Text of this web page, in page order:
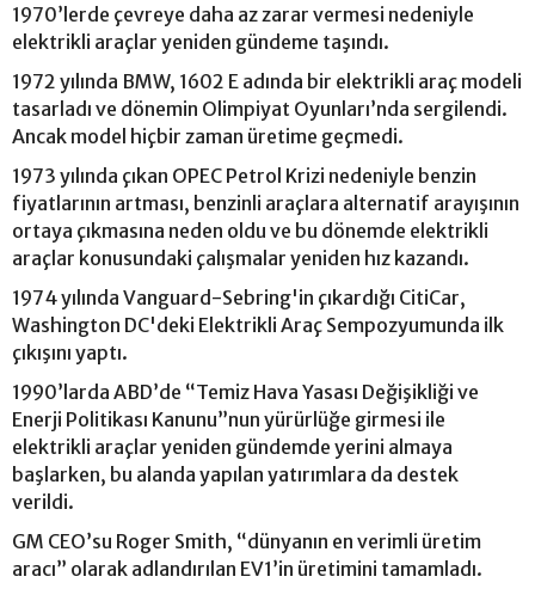
1970’lerde çevreye daha az zarar vermesi nedeniyle
elektrikli araçlar yeniden gündeme taşındı.
1972 yılında BMW, 1602 E adında bir elektrikli araç modeli
tasarladı ve dönemin Olimpiyat Oyunları’nda sergilendi.
Ancak model hiçbir zaman üretime geçmedi.
1973 yılında çıkan OPEC Petrol Krizi nedeniyle benzin
fiyatlarının artması, benzinli araçlara alternatif arayışının
ortaya çıkmasına neden oldu ve bu dönemde elektrikli
araçlar konusundaki çalışmalar yeniden hız kazandı.
1974 yılında Vanguard-Sebring'in çıkardığı CitiCar,
Washington DC'deki Elektrikli Araç Sempozyumunda ilk
çıkışını yaptı.
1990’larda ABD’de “Temiz Hava Yasası Değişikliği ve
Enerji Politikası Kanunu”nun yürürlüğe girmesi ile
elektrikli araçlar yeniden gündemde yerini almaya
başlarken, bu alanda yapılan yatırımlara da destek
verildi.
GM CEO’su Roger Smith, “dünyanın en verimli üretim
aracı” olarak adlandırılan EV1’in üretimini tamamladı.